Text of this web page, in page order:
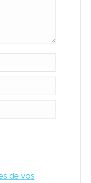
de vos